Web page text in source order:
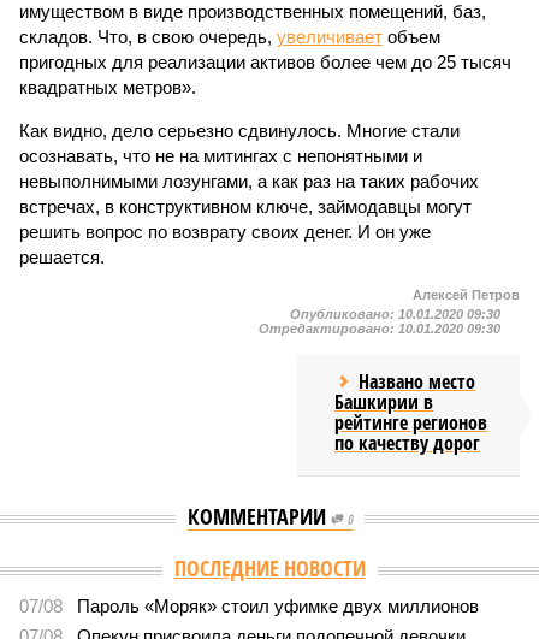
имуществом в виде производственных помещений, баз,
складов. Что, в свою очередь, увеличивает объем
пригодных для реализации активов более чем до 25 тысяч
квадратных метров».
Как видно, дело серьезно сдвинулось. Многие стали
осознавать, что не на митингах с непонятными и
невыполнимыми лозунгами, а как раз на таких рабочих
встречах, в конструктивном ключе, займодавцы могут
решить вопрос по возврату своих денег. И он уже
решается.
Алексей Петров
Опубликовано: 10.01.2020 09:30
Отредактировано: 10.01.2020 09:30
Названо место
Башкирии в
рейтинге регионов
по качеству дорог
КОММЕНТАРИИ 0
ПОСЛЕДНИЕ НОВОСТИ
07/08
Пароль «Моряк» стоил уфимке двух миллионов